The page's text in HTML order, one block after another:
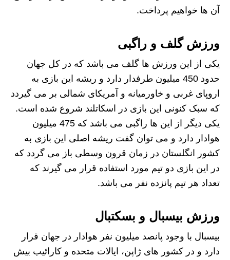
آن ها خواهیم پرداخت.
ورزش گلف و راگبی
یکی از این ورزش ها گلف می باشد که در کل جهان
حدود 450 میلیون طرفدار دارد و ریشه این بازی به
اروپای غربی و خاورمیانه و آمریکای شمالی بر می گیردد
که سبک کنونی این بازی در اسکاتلند شروع شده است.
یکی دیگر از این ها راگبی می باشد که 475 میلیون
هوادار دارد و می توان گفت ریشه اصلی این بازی به
کشور انگلستان در زمان قرون وسطی باز می گردد که
در این بازی دو تیم مورد استفاده قرار می گیرند که
تعداد هر تیم پانزده نفر می باشد.
ورزش بیسبال و بسکتبال
بیسبال با وجود پانصد میلیون نفر هوادار در جهان قرار
دارد و در کشور های ژاپن، ایالات متحده و کارائیب بیش